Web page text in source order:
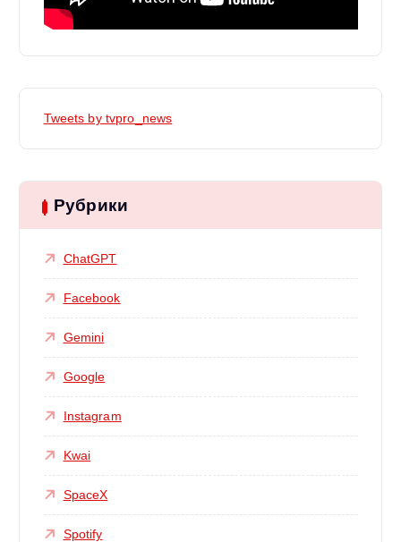
Tweets by tvpro_news
Рубрики
ChatGPT
Facebook
Gemini
Google
Instagram
Kwai
SpaceX
Spotify